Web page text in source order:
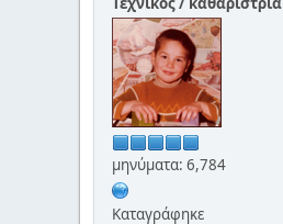
μηνύματα: 6,784
Καταγράφηκε